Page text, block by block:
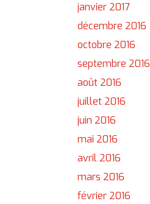
janvier 2017
décembre 2016
octobre 2016
septembre 2016
août 2016
juillet 2016
juin 2016
mai 2016
avril 2016
mars 2016
février 2016